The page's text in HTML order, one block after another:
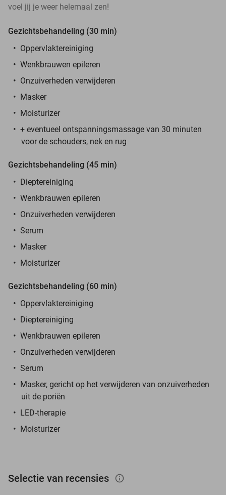
voel jij je weer helemaal zen!
Gezichtsbehandeling (30 min)
Oppervlaktereiniging
Wenkbrauwen epileren
Onzuiverheden verwijderen
Masker
Moisturizer
+ eventueel ontspanningsmassage van 30 minuten
voor de schouders, nek en rug
Gezichtsbehandeling (45 min)
Dieptereiniging
Wenkbrauwen epileren
Onzuiverheden verwijderen
Serum
Masker
Moisturizer
Gezichtsbehandeling (60 min)
Oppervlaktereiniging
Dieptereiniging
Wenkbrauwen epileren
Onzuiverheden verwijderen
Serum
Masker, gericht op het verwijderen van onzuiverheden
uit de poriën
LED-therapie
Moisturizer
Selectie van recensies info_outlined